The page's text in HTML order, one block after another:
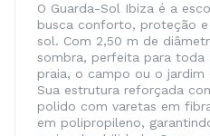
O Guarda-Sol Ibiza é a
busca conforto, proteção
sol. Com 2,50 m de
sombra, perfeita para toda
praia, o campo ou o jardim
Sua estrutura reforçada
polido com varetas em
em polipropileno,